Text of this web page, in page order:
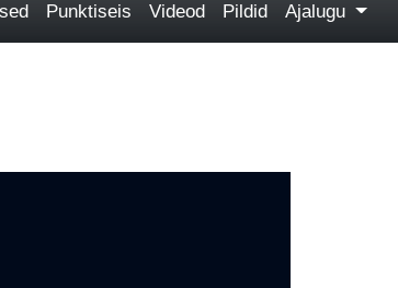
Punktiseis Videod Pildid Ajalugu